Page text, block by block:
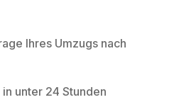
Ihres Umzugs nach
unter 24 Stunden